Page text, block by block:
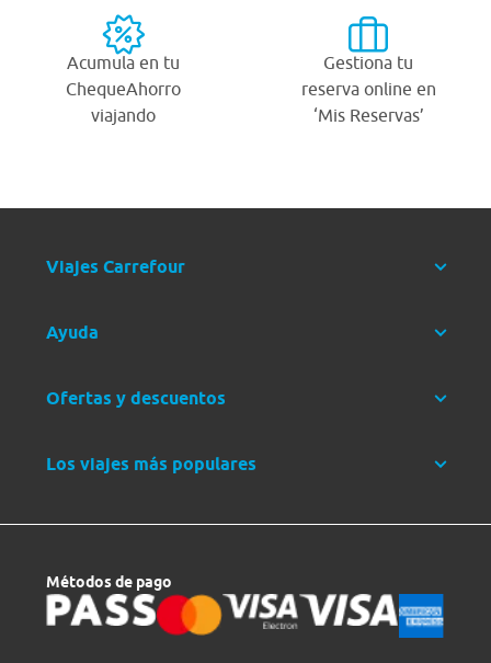
Acumula en tu
ChequeAhorro
viajando
Gestiona tu
reserva online en
‘Mis Reservas’
Viajes Carrefour
Ayuda
Ofertas y descuentos
Los viajes más populares
Métodos de pago